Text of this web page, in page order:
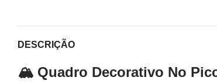
DESCRIÇÃO
🏔️ Quadro Decorativo No